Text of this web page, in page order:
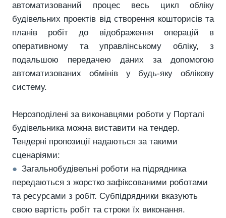
автоматизований процес весь цикл обліку
будівельних проектів від створення кошторисів та
планів робіт до відображення операцій в
оперативному та управлінському обліку, з
подальшою передачею даних за допомогою
автоматизованих обмінів у будь-яку облікову
систему.
Нерозподілені за виконавцями роботи у Порталі
будівельника можна виставити на тендер.
Тендерні пропозиції надаються за такими
сценаріями:
● Загальнобудівельні роботи на підрядника
передаються з жорстко зафіксованими роботами
та ресурсами з робіт. Субпідрядники вказують
свою вартість робіт та строки їх виконання.